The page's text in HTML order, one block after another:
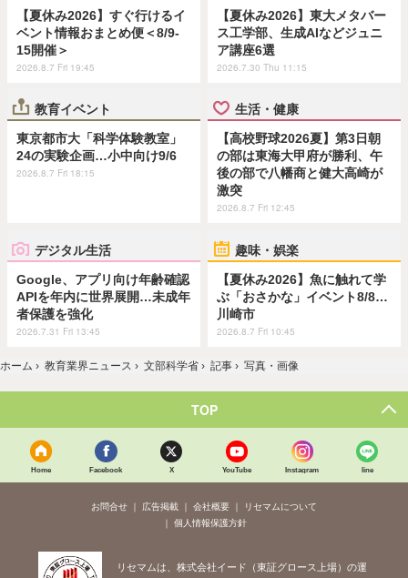
【夏休み2026】すぐ行けるイ
ベント情報おまとめ便＜8/9-
15開催＞
2026.8.7 Fri 19:45
【夏休み2026】東大メタバー
ス工学部、生成AIなどジュニ
ア講座6選
2026.7.30 Thu 11:15
教育イベント
東京都市大「科学体験教室」
24の実験企画…小中向け9/6
2026.8.7 Fri 18:15
生活・健康
【高校野球2026夏】第3日朝
の部は東海大甲府が勝利、午
後の部で八幡商と健大高崎が
激突
2026.8.7 Fri 12:45
デジタル生活
Google、アプリ向け年齢確認
APIを年内に世界展開…未成年
者保護を強化
2026.7.31 Fri 13:45
趣味・娯楽
【夏休み2026】魚に触れて学
ぶ「おさかな」イベント8/8…
川崎市
2026.8.7 Fri 10:45
ホーム › 教育業界ニュース › 文部科学省 › 記事 › 写真・画像
TOP
Home Facebook X YouTube Instagram line
お問合せ 広告掲載 会社概要
リセマムについて
個人情報保護方針
リセマムは、株式会社イード（東証グロース上場）の運